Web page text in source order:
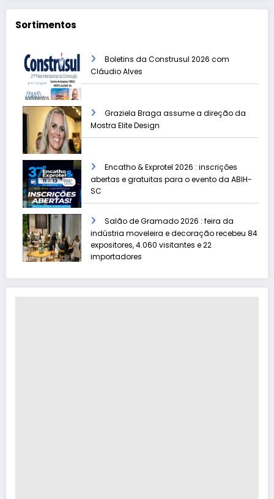
Sortimentos
Boletins da Construsul 2026 com
Cláudio Alves
Graziela Braga assume a direção da
Mostra Elite Design
Encatho & Exprotel 2026 : inscrições
abertas e gratuitas para o evento da ABIH-
SC
Salão de Gramado 2026 : feira da
indústria moveleira e decoração recebeu 84
expositores, 4.060 visitantes e 22
importadores